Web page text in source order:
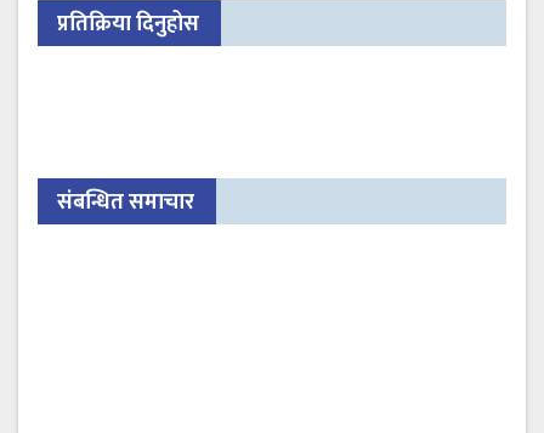
प्रतिक्रिया दिनुहोस
संबन्धित समाचार